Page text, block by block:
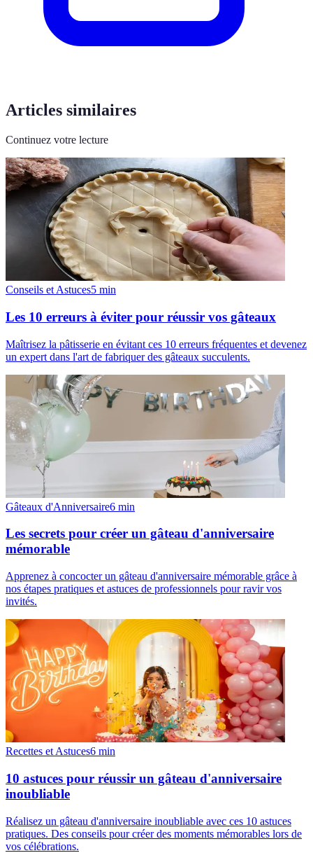
Articles similaires
Continuez votre lecture
Conseils et Astuces5 min
Les 10 erreurs à éviter pour réussir vos gâteaux
Maîtrisez la pâtisserie en évitant ces 10 erreurs fréquentes et devenez
un expert dans l'art de fabriquer des gâteaux succulents.
Gâteaux d'Anniversaire6 min
Les secrets pour créer un gâteau d'anniversaire
mémorable
Apprenez à concocter un gâteau d'anniversaire mémorable grâce à
nos étapes pratiques et astuces de professionnels pour ravir vos
invités.
Recettes et Astuces6 min
10 astuces pour réussir un gâteau d'anniversaire
inoubliable
Réalisez un gâteau d'anniversaire inoubliable avec ces 10 astuces
pratiques. Des conseils pour créer des moments mémorables lors de
vos célébrations.